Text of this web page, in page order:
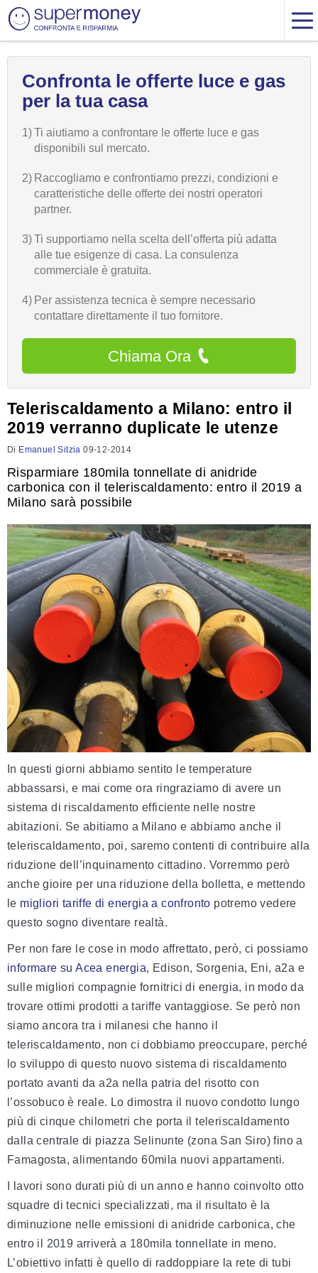
Confronta le offerte luce e gas
per la tua casa
1)Ti aiutiamo a confrontare le offerte luce e gas
disponibili sul mercato.
2) Raccogliamo e confrontiamo prezzi, condizioni e
caratteristiche delle offerte dei nostri operatori
partner.
3)Ti supportiamo nella scelta dell’offerta più adatta
alle tue esigenze di casa. La consulenza
commerciale è gratuita.
4) Per assistenza tecnica è sempre necessario
contattare direttamente il tuo fornitore.
Chiama Ora
Teleriscaldamento a Milano: entro il
2019 verranno duplicate le utenze
Di Emanuel Sitzia 09-12-2014
Risparmiare 180mila tonnellate di anidride
carbonica con il teleriscaldamento: entro il 2019 a
Milano sarà possibile
In questi giorni abbiamo sentito le temperature
abbassarsi, e mai come ora ringraziamo di avere un
sistema di riscaldamento efficiente nelle nostre
abitazioni. Se abitiamo a Milano e abbiamo anche il
teleriscaldamento, poi, saremo contenti di contribuire alla
riduzione dell’inquinamento cittadino. Vorremmo però
anche gioire per una riduzione della bolletta, e mettendo
le migliori tariffe di energia a confronto potremo vedere
questo sogno diventare realtà.
Per non fare le cose in modo affrettato, però, ci possiamo
informare su Acea energia, Edison, Sorgenia, Eni, a2a e
sulle migliori compagnie fornitrici di energia, in modo da
trovare ottimi prodotti a tariffe vantaggiose. Se però non
siamo ancora tra i milanesi che hanno il
teleriscaldamento, non ci dobbiamo preoccupare, perché
lo sviluppo di questo nuovo sistema di riscaldamento
portato avanti da a2a nella patria del risotto con
l’ossobuco è reale. Lo dimostra il nuovo condotto lungo
più di cinque chilometri che porta il teleriscaldamento
dalla centrale di piazza Selinunte (zona San Siro) fino a
Famagosta, alimentando 60mila nuovi appartamenti.
I lavori sono durati più di un anno e hanno coinvolto otto
squadre di tecnici specializzati, ma il risultato è la
diminuzione nelle emissioni di anidride carbonica, che
entro il 2019 arriverà a 180mila tonnellate in meno.
L’obiettivo infatti è quello di raddoppiare la rete di tubi